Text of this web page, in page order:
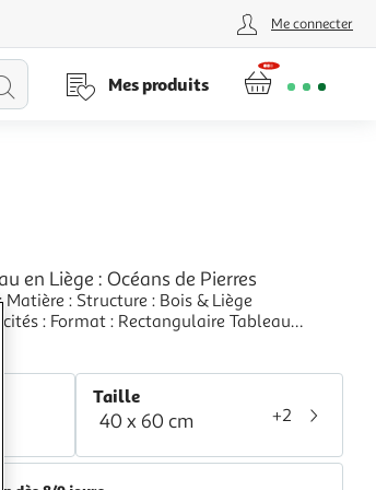
Me connecter
Mes produits
en Liège : Océans de Pierres
: Bois & Liège
: Format : Rectangulaire Tableau
Taille
40 x 60 cm +2